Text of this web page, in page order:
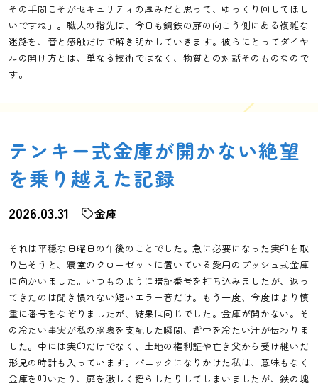
その手間こそがセキュリティの厚みだと思って、ゆっくり回してほし
いですね」。職人の指先は、今日も鋼鉄の扉の向こう側にある複雑な
迷路を、音と感触だけで解き明かしていきます。彼らにとってダイヤ
ルの開け方とは、単なる技術ではなく、物質との対話そのものなので
す。
テンキー式金庫が開かない絶望
を乗り越えた記録
2026.03.31 金庫
それは平穏な日曜日の午後のことでした。急に必要になった実印を取
り出そうと、寝室のクローゼットに置いている愛用のプッシュ式金庫
に向かいました。いつものように暗証番号を打ち込みましたが、返っ
てきたのは聞き慣れない短いエラー音だけ。もう一度、今度はより慎
重に番号をなぞりましたが、結果は同じでした。金庫が開かない。そ
の冷たい事実が私の脳裏を支配した瞬間、背中を冷たい汗が伝わりま
した。中には実印だけでなく、土地の権利証や亡き父から受け継いだ
形見の時計も入っています。パニックになりかけた私は、意味もなく
金庫を叩いたり、扉を激しく揺らしたりしてしまいましたが、鉄の塊